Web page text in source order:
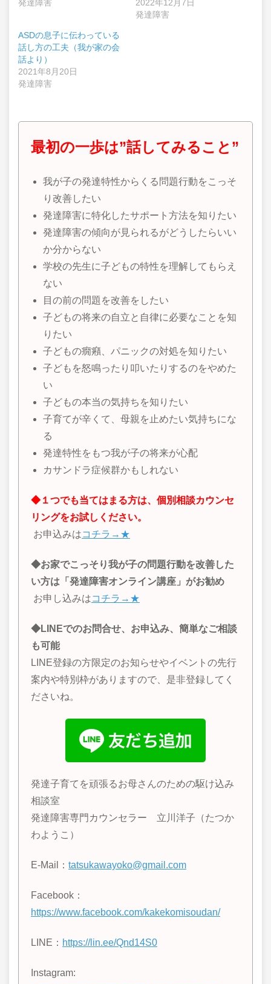
発達障害
2022年12月7日
発達障害
ASDの息子に伝わっている
話し方の工夫（我が家の会
話より）
2021年8月20日
発達障害
最初の一歩は”話してみること”
我が子の発達特性からくる問題行動をこっそ
り改善したい
発達障害に特化したサポート方法を知りたい
発達障害の傾向が見られるがどうしたらいい
か分からない
学校の先生に子どもの特性を理解してもらえ
ない
目の前の問題を改善をしたい
子どもの将来の自立と自律に必要なことを知
りたい
子どもの癇癪、パニックの対処を知りたい
子どもを怒鳴ったり叩いたりするのをやめた
い
子どもの本当の気持ちを知りたい
子育てが辛くて、母親を止めたい気持ちにな
る
発達特性をもつ我が子の将来が心配
カサンドラ症候群かもしれない
◆１つでも当てはまる方は、個別相談カウンセ
リングをお試しください。
お申込みはコチラ→★
◆お家でこっそり我が子の問題行動を改善した
い方は「発達障害オンライン講座」がお勧め
お申し込みはコチラ→★
◆LINEでのお問合せ、お申込み、簡単なご相談
も可能
LINE登録の方限定のお知らせやイベントの先行
案内や特別枠がありますので、是非登録してく
ださいね。
発達子育てを頑張るお母さんのための駆け込み
相談室
発達障害専門カウンセラー 立川洋子（たつか
わようこ）
E-Mail： tatsukawayoko@gmail.com
Facebook：
https://www.facebook.com/kakekomisoudan/
LINE ： https://lin.ee/Qnd14S0
Instagram: